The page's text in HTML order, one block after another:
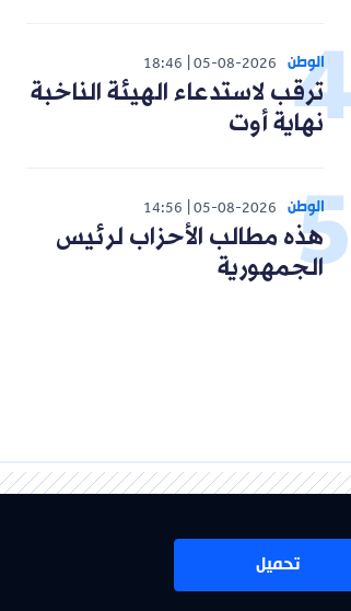
الوطن 05-08-2026
18:46
ترقب لاستدعاء الهيئة الناخبة
نهاية أوت
الوطن 05-08-2026
14:56
هذه مطالب الأحزاب لرئيس
الجمهورية
تحميل